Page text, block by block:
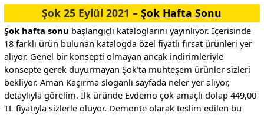
Şok 25 Eylül 2021 –Şok Hafta Sonu
Şok hafta sonu başlangıçlı kataloglarını yayınlıyor. İçerisinde
18 farklı ürün bulunan katalogda özel fiyatlı fırsat ürünleri yer
alıyor. Genel bir konsepti olmayan ancak indirimleriyle
konsepte gerek duyurmayan Şok’ta muhteşem ürünler sizleri
bekliyor. Aman Kaçırma sloganlı sayfada neler yer alıyor,
detaylıyla görelim. İlk üründe Evdemo çok amaçlı dolap 449,00
TL fiyatıyla sizlerle oluyor. Demonte olarak teslim edilen bu